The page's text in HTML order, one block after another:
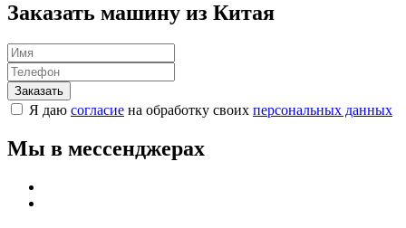
Заказать машину из Китая
Я даю согласие на обработку своих персональных данных
Мы в мессенджерах